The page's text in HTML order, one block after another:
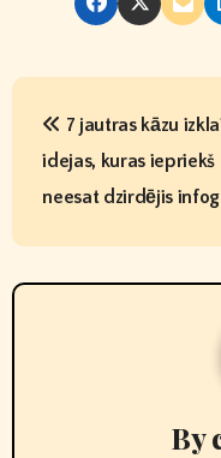
P
t
n
7 jautras kāzu
idejas, kuras iepriekš
neesat dzirdējis
By